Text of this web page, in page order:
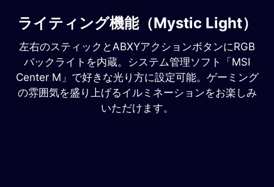
ライティング機能（Mystic Light）
左右のスティックとABXYアクションボタンにRGB
バックライトを内蔵。システム管理ソフト「MSI
Center M」で好きな光り方に設定可能。ゲーミング
の雰囲気を盛り上げるイルミネーションをお楽しみ
いただけます。